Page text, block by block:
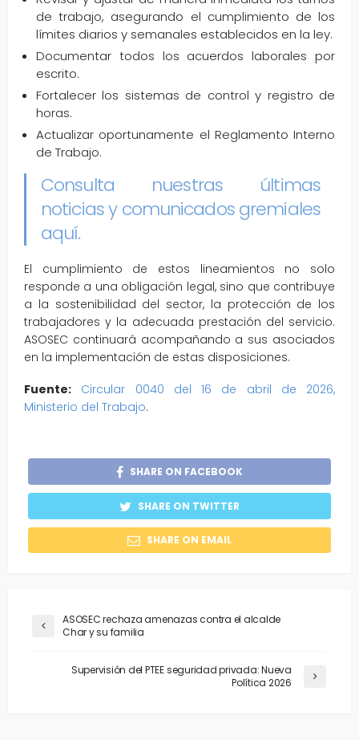
de trabajo, asegurando el cumplimiento de los
límites diarios y semanales establecidos en la ley.
Documentar todos los acuerdos laborales por
escrito.
Fortalecer los sistemas de control y registro de
horas.
Actualizar oportunamente el Reglamento Interno
de Trabajo.
Consulta nuestras últimas
noticias y comunicados gremiales
aquí.
El cumplimiento de estos lineamientos no solo
responde a una obligación legal, sino que contribuye
a la sostenibilidad del sector, la protección de los
trabajadores y la adecuada prestación del servicio.
ASOSEC continuará acompañando a sus asociados
en la implementación de estas disposiciones.
Fuente:
Circular 0040 del 16 de abril de 2026,
Ministerio del Trabajo.
SHARE ON FACEBOOK
SHARE ON TWITTER
SHARE ON EMAIL
ASOSEC rechaza amenazas contra el alcalde
Char y su familia
Supervisión del PTEE seguridad privada: Nueva
Política 2026